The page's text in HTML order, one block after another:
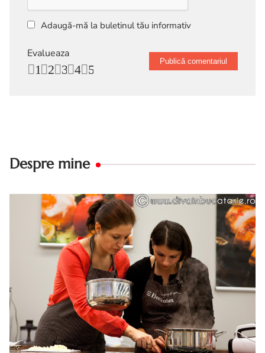
Adaugă-mă la buletinul tău informativ
Evalueaza
5
4
3
2
1
Despre mine